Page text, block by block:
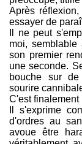
Après
essayer de
Il ne peut
moi, semblable
son premier
une seconde.
bouche sur
sourire
C'est
Il s'exprime
d'ordres au
avoue être